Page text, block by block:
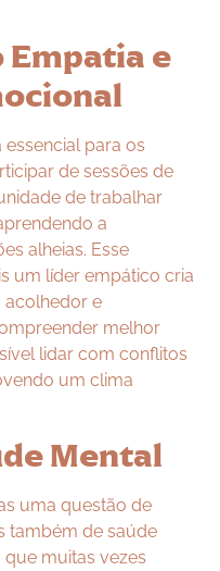
Empatia e
para os
de sessões de
de trabalhar
a
alheias. Esse
um líder empático cria
acolhedor e
melhor
lidar com conflitos
um clima
Mental
uma questão de
também de saúde
que muitas vezes